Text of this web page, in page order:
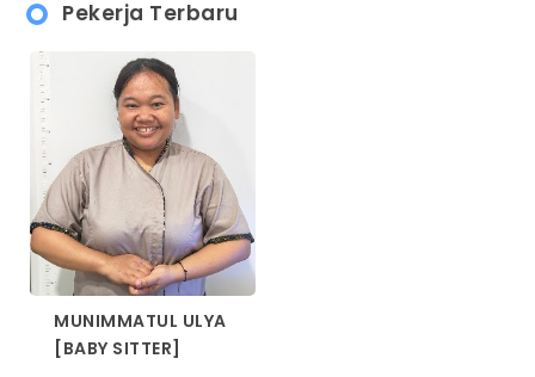
Pekerja Terbaru
MUNIMMATUL ULYA
[BABY SITTER]